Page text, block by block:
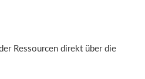
Ressourcen direkt über die